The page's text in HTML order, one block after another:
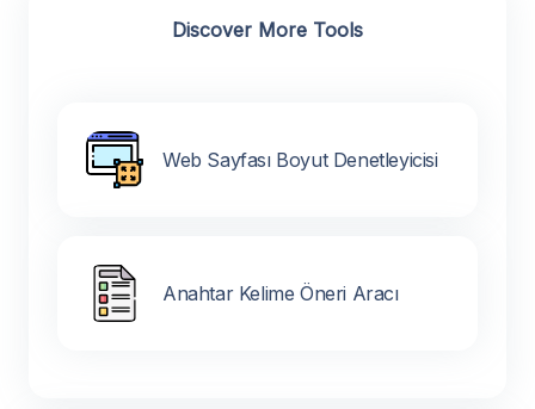
Discover More Tools
Web Sayfası Boyut Denetleyicisi
Anahtar Kelime Öneri Aracı